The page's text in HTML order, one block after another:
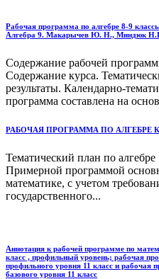
Рабочая программа по алгебре 8-9
Алгебра 9. Макарычев Ю. Н., Миндюк
Содержание рабочей
Содержание курса.
результаты. Календарно-
программа составлена на
РАБОЧАЯ ПРОГРАММА ПО АЛГЕБРЕ
Тематический план по алгебре
Примерной программой
математике, с учетом
государственного...
Аннотация к рабочей программе по
класс , профильный уровень; рабочая
профильного уровня 11 класс и рабочая
базового уровня 11 класс